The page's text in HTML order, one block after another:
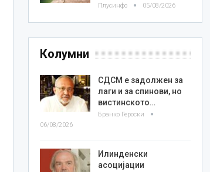
Плусинфо 05/08/2026
Колумни
СДСМ е задолжен за
лаги и за спинови, но
вистинското…
Бранко Героски
06/08/2026
Илинденски
асоцијации